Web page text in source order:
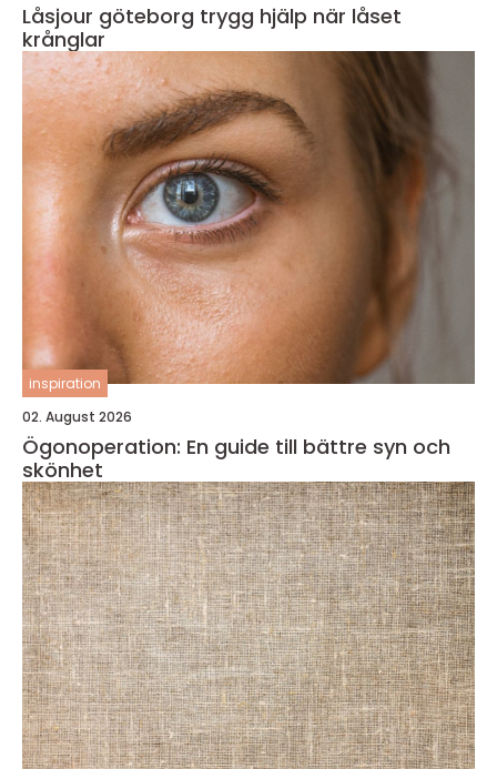
Låsjour göteborg trygg hjälp när låset
krånglar
inspiration
02. August 2026
Ögonoperation: En guide till bättre syn och
skönhet